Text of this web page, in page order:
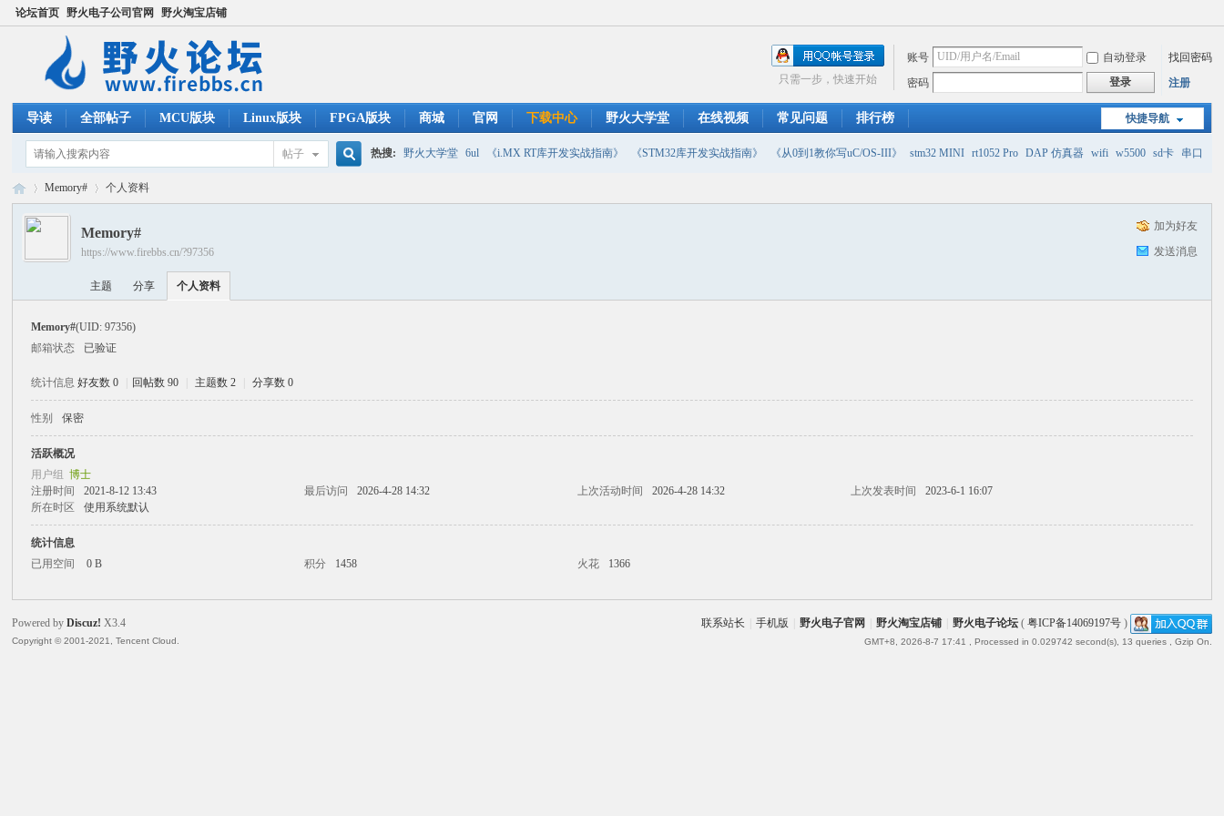
论坛首页 野火电子公司官网 野火淘宝店铺
账号 自动登录
找回密码
密码
登录 注册
只需一步，快速开始
快捷导航
导读 全部帖子 MCU版块 Linux版块 FPGA版块 商城 官网 下载中心 野火大学堂 在线视频 常见问题 排行榜
帖子 热搜: 野火大学堂 6ul 《i.MX RT库开发实战指南》 《STM32库开发实战指南》 《从0到1教你写uC/OS-III》 stm32 MINI rt1052 Pro DAP 仿真器 wifi w5500 sd卡 串口
电
›
Memory# 个人资料
加为好友
发送消息
Memory#
https://www.firebbs.cn/?97356
主题 分享 个人资料
Memory#(UID: 97356)
邮箱状态
已验证
统计信息 好友数 0 回帖数 90 主题数 2 分享数 0
性别 保密
活跃概况
用户组博士
注册时间
2021-8-12 13:43 最后访问 2026-4-28 14:32 上次活动时间 2026-4-28 14:32 上次发表时间
2023-6-1 16:07
所在时区
使用系统默认
统计信息
已用空间
0 B 积分 1458 火花 1366
联系站长 手机版 野火电子官网 野火淘宝店铺 野火电子论坛( 粤ICP备14069197号)
GMT+8, 2026-8-7 17:41 , Processed in 0.029742 second(s), 13 queries , Gzip On.
Powered byDiscuz! X3.4
Copyright © 2001-2021, Tencent Cloud.